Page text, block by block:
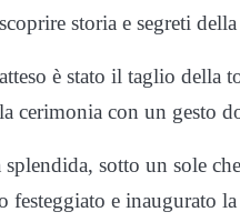
storia e segreti
è stato il taglio della
cerimonia con un gesto
sotto un sole
festeggiato e inaugurato